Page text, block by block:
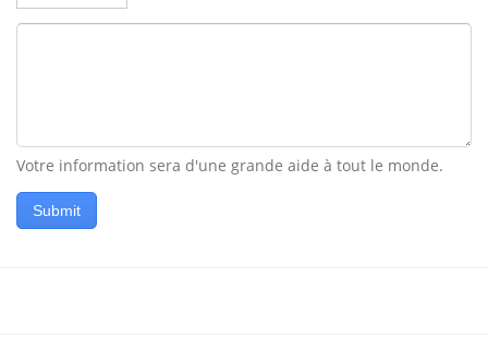
Votre information sera d'une grande aide à tout le monde.
Submit